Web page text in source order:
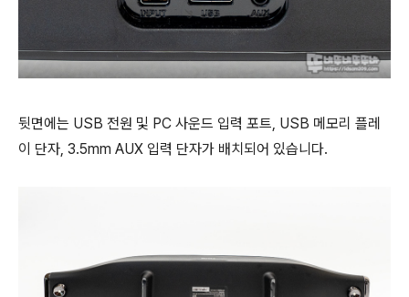
뒷면에는 USB 전원 및 PC 사운드 입력 포트, USB 메모리 플레
이 단자, 3.5mm AUX 입력 단자가 배치되어 있습니다.